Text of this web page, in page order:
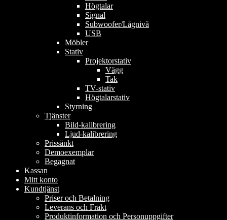
Högtalar
Signal
Subwoofer/Lågnivå
USB
Möbler
Stativ
Projektorstativ
Vägg
Tak
TV-stativ
Högtalarstativ
Styrning
Tjänster
Bild-kalibrering
Ljud-kalibrering
Prissänkt
Demoexemplar
Begagnat
Kassan
Mitt konto
Kundtjänst
Priser och Betalning
Leverans och Frakt
Produktinformation och Personuppgifter